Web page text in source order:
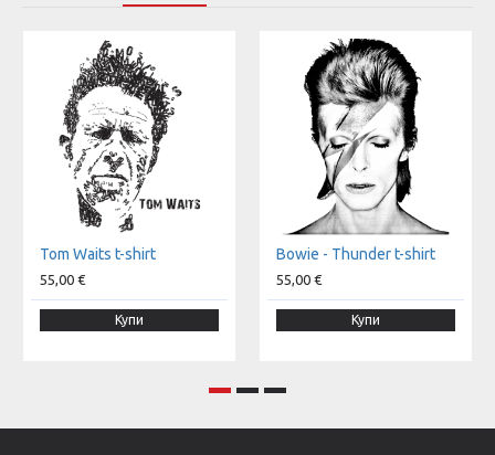
Tom Waits t-shirt
55,00 €
Купи
Bowie - Thunder t-shirt
55,00 €
Купи